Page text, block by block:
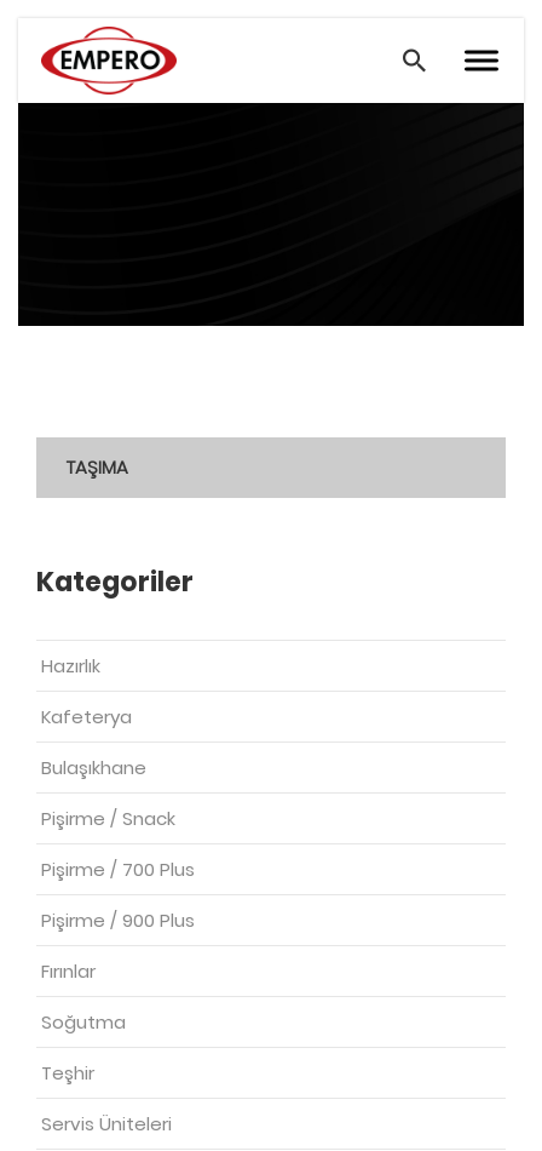
TAŞIMA
Kategoriler
Hazırlık
Kafeterya
Bulaşıkhane
Pişirme / Snack
Pişirme / 700 Plus
Pişirme / 900 Plus
Fırınlar
Soğutma
Teşhir
Servis Üniteleri